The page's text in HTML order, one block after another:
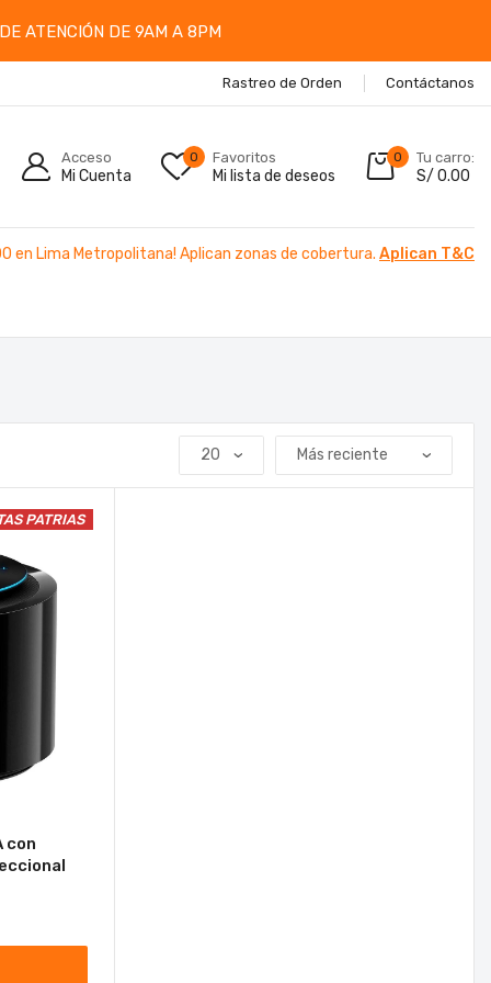
ATENCIÓN DE 9AM A 8PM
Rastreo de Orden Contáctanos
Acceso
Mi Cuenta
0 Favoritos
Mi lista de deseos
0 Tu carro:
S/ 0.00
en Lima Metropolitana! Aplican zonas de cobertura. Aplican T&C
PATRIAS
con